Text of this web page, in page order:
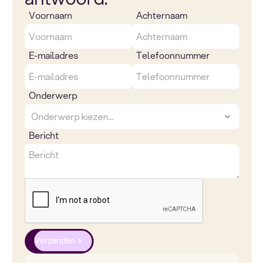
Voornaam Achternaam
E-mailadres Telefoonnummer
Onderwerp
Bericht
Verzenden